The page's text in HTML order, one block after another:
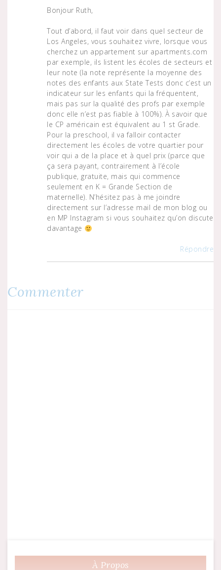
Bonjour Ruth,
Tout d’abord, il faut voir dans quel secteur de
Los Angeles, vous souhaitez vivre, lorsque vous
cherchez un appartement sur apartments.com
par exemple, ils listent les écoles de secteurs et
leur note (la note représente la moyenne des
notes des enfants aux State Tests donc c’est un
indicateur sur les enfants qui la fréquentent,
mais pas sur la qualité des profs par exemple
donc elle n’est pas fiable à 100%). À savoir que
le CP américain est équivalent au 1 st Grade.
Pour la preschool, il va falloir contacter
directement les écoles de votre quartier pour
voir qui a de la place et à quel prix (parce que
ça sera payant, contrairement à l’école
publique, gratuite, mais qui commence
seulement en K = Grande Section de
maternelle). N’hésitez pas à me joindre
directement sur l’adresse mail de mon blog ou
en MP Instagram si vous souhaitez qu’on discute
davantage
Répondre
Commenter
À Propos